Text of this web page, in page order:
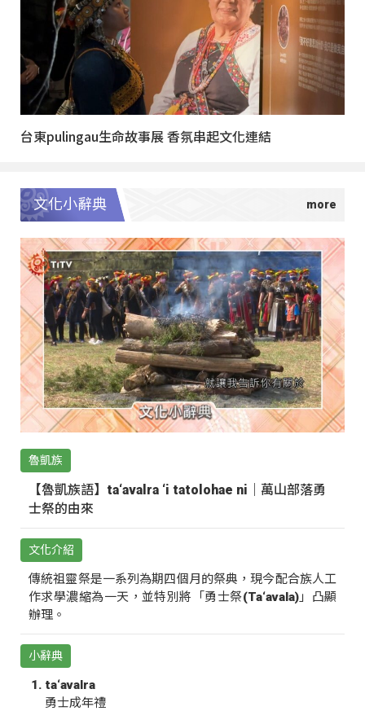
台東pulingau生命故事展 香氛串起文化連結
文化小辭典
魯凱族
【魯凱族語】ta‘avalra ‘i tatolohae ni｜萬山部落勇
士祭的由來
文化介紹
傳統祖靈祭是一系列為期四個月的祭典，現今配合族人工
作求學濃縮為一天，並特別將「勇士祭(Ta‘avala)」凸顯
辦理。
小辭典
ta‘avalra
勇士成年禮